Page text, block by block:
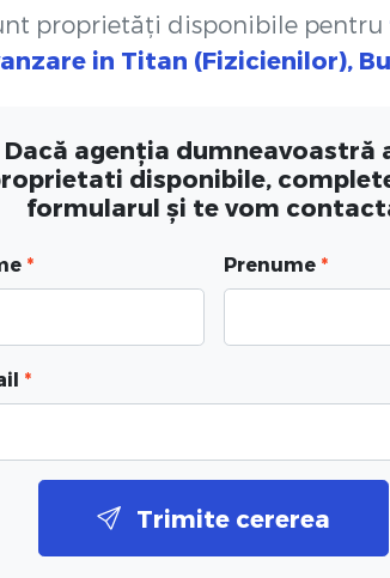
proprietăți disponibile pentru
in Titan (Fizicienilor),
Dacă agenția dumneavoastră
disponibile,
formularul și te vom
* Prenume *
*
Trimite cererea